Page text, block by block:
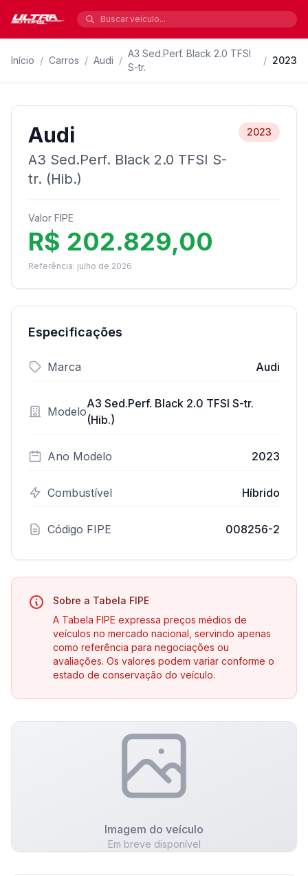
Início / Carros / Audi /
A3 Sed.Perf. Black 2.0 TFSI
S-tr.
/ 2023
Audi
A3 Sed.Perf. Black 2.0 TFSI S-
tr. (Hib.)
2023
Valor FIPE
R$ 202.829,00
Referência: julho de 2026
Especificações
Marca Audi
Modelo
A3 Sed.Perf. Black 2.0 TFSI S-tr.
(Hib.)
Ano Modelo 2023
Combustível Híbrido
Código FIPE 008256-2
Sobre a Tabela FIPE
A Tabela FIPE expressa preços médios de
veículos no mercado nacional, servindo apenas
como referência para negociações ou
avaliações. Os valores podem variar conforme o
estado de conservação do veículo.
Imagem do veículo
Em breve disponível